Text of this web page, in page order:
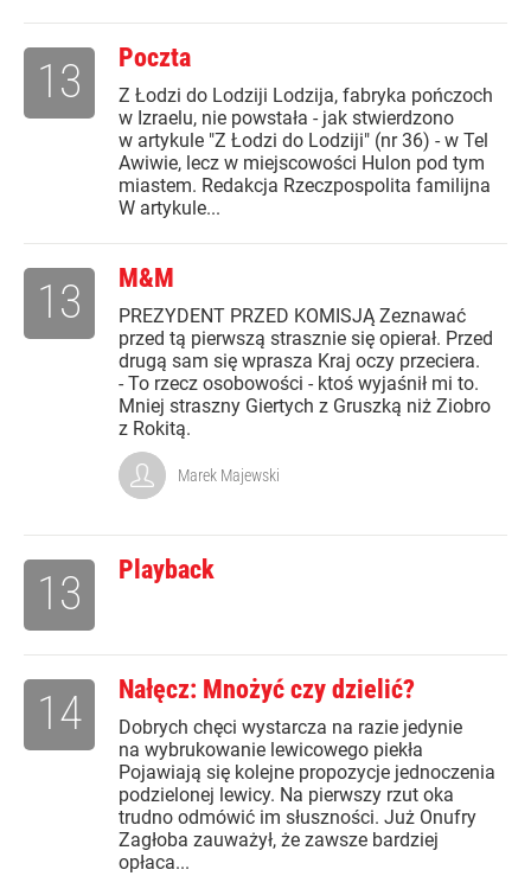
Poczta
Z Łodzi do Lodziji Lodzija, fabryka pończoch
w Izraelu, nie powstała - jak stwierdzono
w artykule "Z Łodzi do Lodziji" (nr 36) - w Tel
Awiwie, lecz w miejscowości Hulon pod tym
miastem. Redakcja Rzeczpospolita familijna
W artykule...
13
M&M
PREZYDENT PRZED KOMISJĄ Zeznawać
przed tą pierwszą strasznie się opierał. Przed
drugą sam się wprasza Kraj oczy przeciera.
- To rzecz osobowości - ktoś wyjaśnił mi to.
Mniej straszny Giertych z Gruszką niż Ziobro
z Rokitą.
13
Marek Majewski
Playback
13
Nałęcz: Mnożyć czy dzielić?
Dobrych chęci wystarcza na razie jedynie
na wybrukowanie lewicowego piekła
Pojawiają się kolejne propozycje jednoczenia
podzielonej lewicy. Na pierwszy rzut oka
trudno odmówić im słuszności. Już Onufry
Zagłoba zauważył, że zawsze bardziej
opłaca...
14